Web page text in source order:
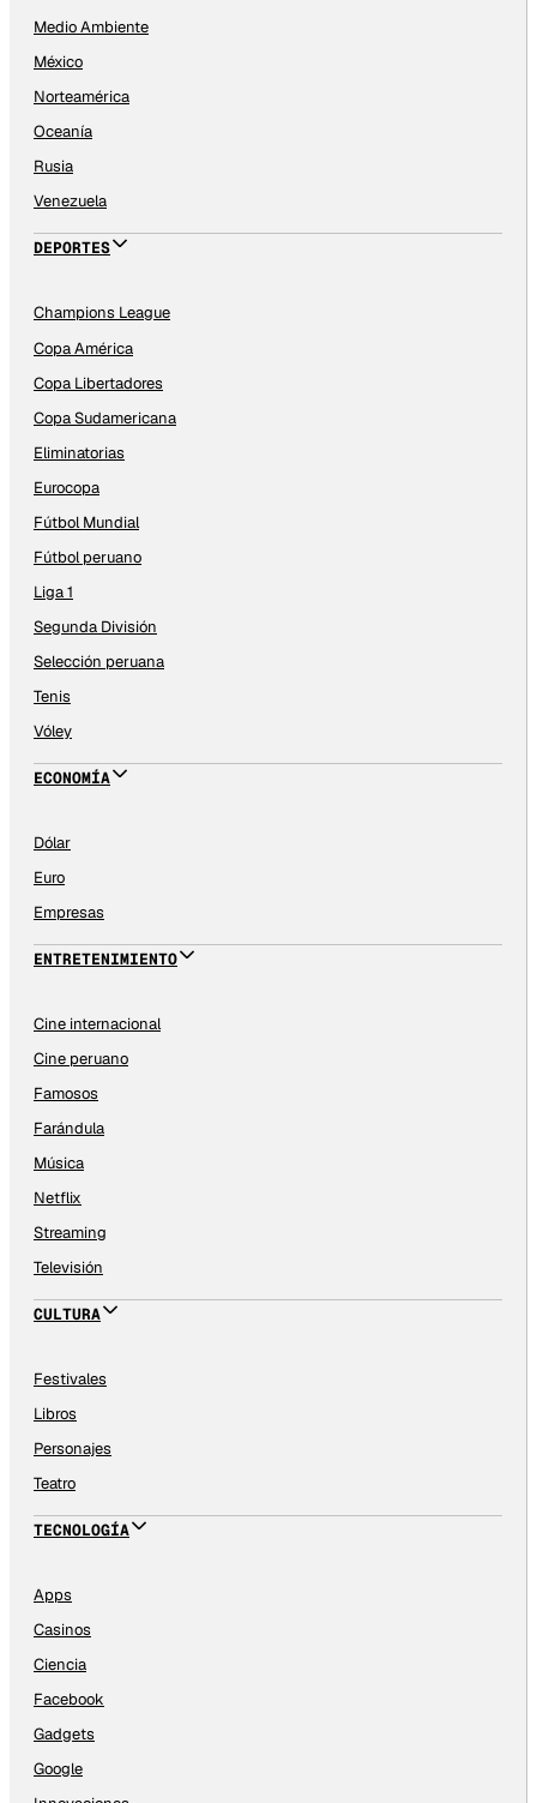
Medio Ambiente
México
Norteamérica
Oceanía
Rusia
Venezuela
DEPORTES
Champions League
Copa América
Copa Libertadores
Copa Sudamericana
Eliminatorias
Eurocopa
Fútbol Mundial
Fútbol peruano
Liga 1
Segunda División
Selección peruana
Tenis
Vóley
ECONOMÍA
Dólar
Euro
Empresas
ENTRETENIMIENTO
Cine internacional
Cine peruano
Famosos
Farándula
Música
Netflix
Streaming
Televisión
CULTURA
Festivales
Libros
Personajes
Teatro
TECNOLOGÍA
Apps
Casinos
Ciencia
Facebook
Gadgets
Google